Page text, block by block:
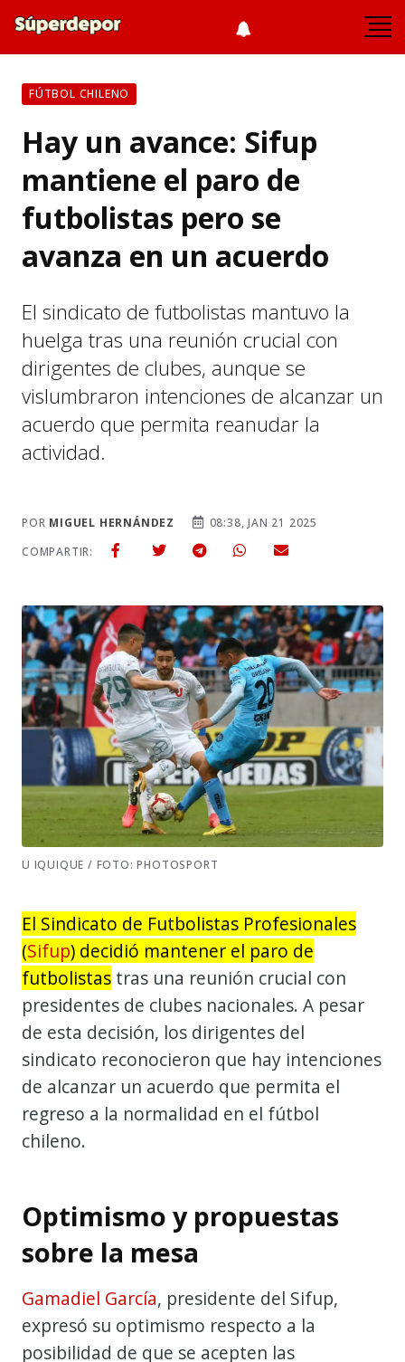
FÚTBOL CHILENO
Hay un avance: Sifup
mantiene el paro de
futbolistas pero se
avanza en un acuerdo
El sindicato de futbolistas mantuvo la
huelga tras una reunión crucial con
dirigentes de clubes, aunque se
vislumbraron intenciones de alcanzar un
acuerdo que permita reanudar la
actividad.
POR MIGUEL HERNÁNDEZ
08:38, JAN 21 2025
COMPARTIR:
U IQUIQUE / FOTO: PHOTOSPORT
El Sindicato de Futbolistas Profesionales
(Sifup) decidió mantener el paro de
futbolistas tras una reunión crucial con
presidentes de clubes nacionales. A pesar
de esta decisión, los dirigentes del
sindicato reconocieron que hay intenciones
de alcanzar un acuerdo que permita el
regreso a la normalidad en el fútbol
chileno.
Optimismo y propuestas
sobre la mesa
Gamadiel García, presidente del Sifup,
expresó su optimismo respecto a la
posibilidad de que se acepten las